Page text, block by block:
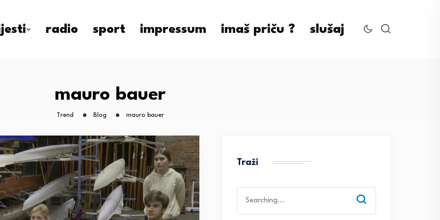
radio sport impressum imaš priču ? slušaj
mauro bauer
Trend Blog mauro bauer
Traži
for: